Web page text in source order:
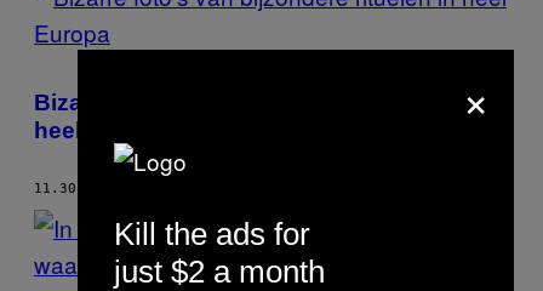
Bizarre foto’s van bijzondere rituelen in
heel Europa
11.30.18
×
Kill the ads for
just $2 a month